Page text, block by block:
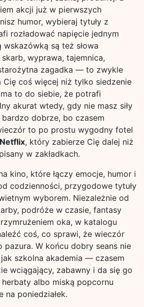
akcji już w pierwszych
humor, wybieraj tytuły z
rozładować napięcie jednym
wskazówką są też słowa
wyprawa, tajemnica,
zagadka — to zwykle
Cię coś więcej niż tylko siedzenie
to do siebie, że potrafi
akurat wtedy, gdy nie masz siły
dobrze, bo czasem
to po prostu wygodny fotel
, który zabierze Cię dalej niż
w zakładkach.
kino, które łączy emocje, humor i
codzienności, przygodowe tytuły
wyborem. Niezależnie od
podróże w czasie, fantasy
oka, w katalogu
coś, co sprawi, że wieczór
pazura. W końcu dobry seans nie
szkolna akademia — czasem
wciągający, zabawny i da się go
albo miską popcornu
na poniedziałek.